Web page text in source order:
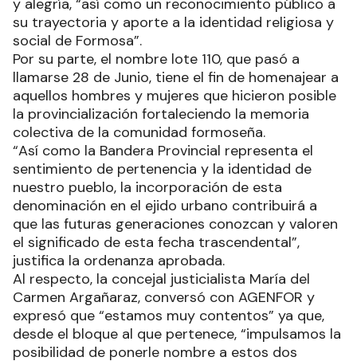
y alegría, “así como un reconocimiento público a
su trayectoria y aporte a la identidad religiosa y
social de Formosa”.
Por su parte, el nombre lote 110, que pasó a
llamarse 28 de Junio, tiene el fin de homenajear a
aquellos hombres y mujeres que hicieron posible
la provincialización fortaleciendo la memoria
colectiva de la comunidad formoseña.
“Así como la Bandera Provincial representa el
sentimiento de pertenencia y la identidad de
nuestro pueblo, la incorporación de esta
denominación en el ejido urbano contribuirá a
que las futuras generaciones conozcan y valoren
el significado de esta fecha trascendental”,
justifica la ordenanza aprobada.
Al respecto, la concejal justicialista María del
Carmen Argañaraz, conversó con AGENFOR y
expresó que “estamos muy contentos” ya que,
desde el bloque al que pertenece, “impulsamos la
posibilidad de ponerle nombre a estos dos